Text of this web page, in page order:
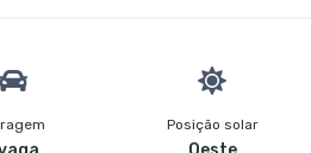
Posição solar